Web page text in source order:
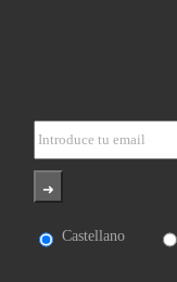
Castellano